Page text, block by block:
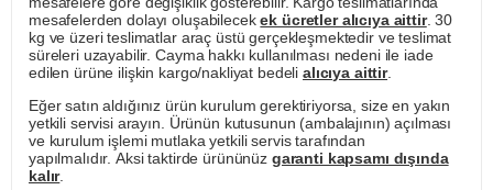
mesafelerden dolayı oluşabilecekek ücretler alıcıya aittir. 30
kg ve üzeri teslimatlar araç üstü gerçekleşmektedir ve teslimat
süreleri uzayabilir. Cayma hakkı kullanılması nedeni ile iade
edilen ürüne ilişkin kargo/nakliyat bedeli alıcıya aittir.
Eğer satın aldığınız ürün kurulum gerektiriyorsa, size en yakın
yetkili servisi arayın. Ürünün kutusunun (ambalajının) açılması
ve kurulum işlemi mutlaka yetkili servis tarafından
yapılmalıdır. Aksi taktirde ürününüz garanti kapsamı dışında
kalır.